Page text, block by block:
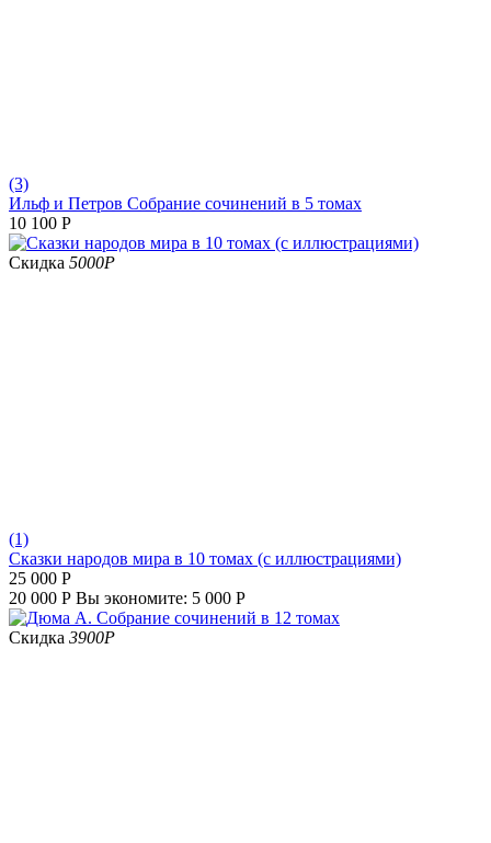
(3)
Ильф и Петров Собрание сочинений в 5 томах
10 100 Р
Скидка 5000Р
(1)
Сказки народов мира в 10 томах (с иллюстрациями)
25 000 Р
20 000 Р Вы экономите: 5 000 Р
Скидка 3900Р